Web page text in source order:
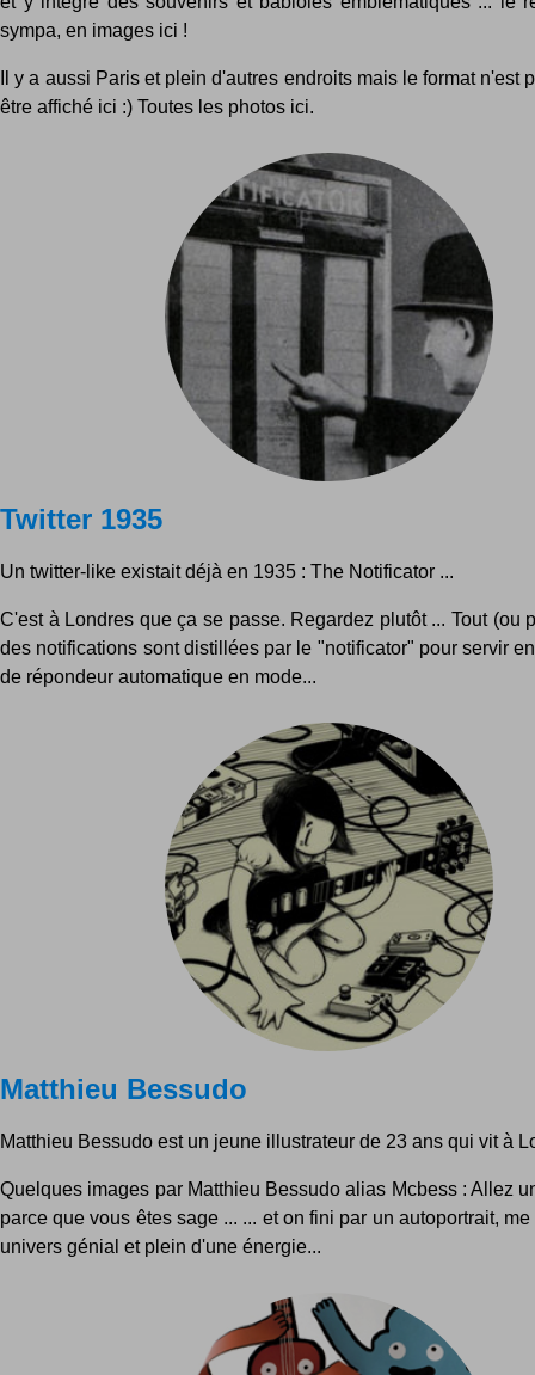
sympa, en images ici !
Il y a aussi Paris et plein d'autres endroits mais le format n'est
être affiché ici :) Toutes les photos ici.
Twitter 1935
Un twitter-like existait déjà en 1935 : The Notificator ...
C'est à Londres que ça se passe. Regardez plutôt ... Tout (ou
des notifications sont distillées par le "notificator" pour servir
de répondeur automatique en mode...
Matthieu Bessudo
Matthieu Bessudo est un jeune illustrateur de 23 ans qui vit à
Quelques images par Matthieu Bessudo alias Mcbess : Allez
parce que vous êtes sage ... ... et on fini par un autoportrait,
univers génial et plein d'une énergie...